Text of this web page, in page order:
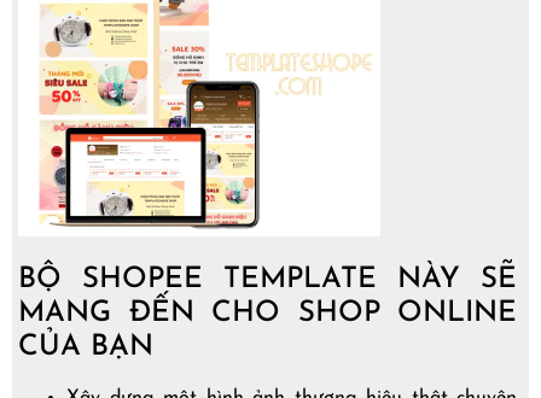
BỘ SHOPEE TEMPLATE NÀY SẼ
MANG ĐẾN CHO SHOP ONLINE
CỦA BẠN